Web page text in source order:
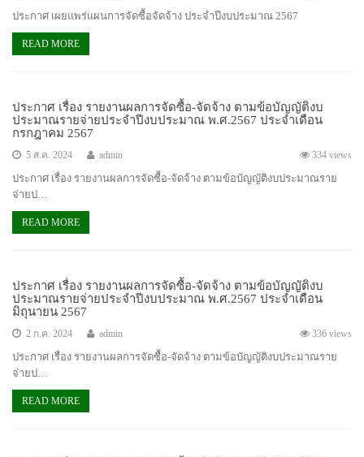
ประกาศ เผยแพร่แผนการจัดซื้อจัดจ้าง ประจำปีงบประมาณ 2567
READ MORE
ประกาศ เรื่อง รายงานผลการจัดซื้อ-จัดจ้าง ตามข้อบัญญัติงบ
ประมาณรายจ่ายประจำปีงบประมาณ พ.ศ.2567 ประจำเดือน
กรกฎาคม 2567
5 ส.ค. 2024 334 views
admin
ประกาศ เรื่อง รายงานผลการจัดซื้อ-จัดจ้าง ตามข้อบัญญัติงบประมาณราย
จ่ายป…
READ MORE
ประกาศ เรื่อง รายงานผลการจัดซื้อ-จัดจ้าง ตามข้อบัญญัติงบ
ประมาณรายจ่ายประจำปีงบประมาณ พ.ศ.2567 ประจำเดือน
มิถุนายน 2567
2 ก.ค. 2024 336 views
admin
ประกาศ เรื่อง รายงานผลการจัดซื้อ-จัดจ้าง ตามข้อบัญญัติงบประมาณราย
จ่ายป…
READ MORE